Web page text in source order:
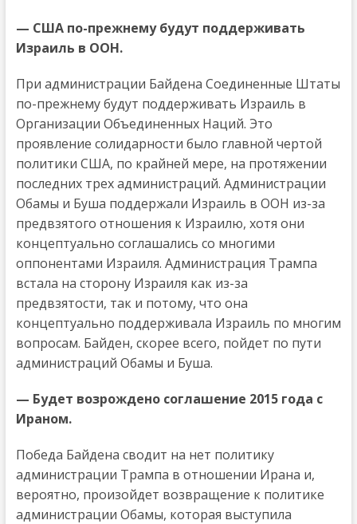
— США по-прежнему будут поддерживать
Израиль в ООН.
При администрации Байдена Соединенные Штаты
по-прежнему будут поддерживать Израиль в
Организации Объединенных Наций. Это
проявление солидарности было главной чертой
политики США, по крайней мере, на протяжении
последних трех администраций. Администрации
Обамы и Буша поддержали Израиль в ООН из-за
предвзятого отношения к Израилю, хотя они
концептуально соглашались со многими
оппонентами Израиля. Администрация Трампа
встала на сторону Израиля как из-за
предвзятости, так и потому, что она
концептуально поддерживала Израиль по многим
вопросам. Байден, скорее всего, пойдет по пути
администраций Обамы и Буша.
— Будет возрождено соглашение 2015 года с
Ираном.
Победа Байдена сводит на нет политику
администрации Трампа в отношении Ирана и,
вероятно, произойдет возвращение к политике
администрации Обамы, которая выступила